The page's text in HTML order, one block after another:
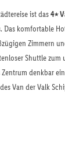
ist das4⭑
Das komfortable
Zimmern
Shuttle
denkbar
des Van der Valk